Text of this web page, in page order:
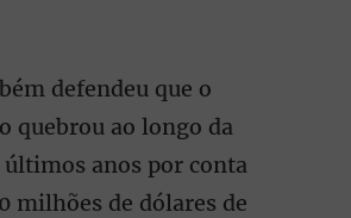
defendeu que o
quebrou ao longo da
últimos anos por conta
milhões de dólares de